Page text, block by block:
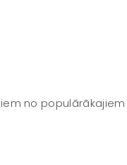
no